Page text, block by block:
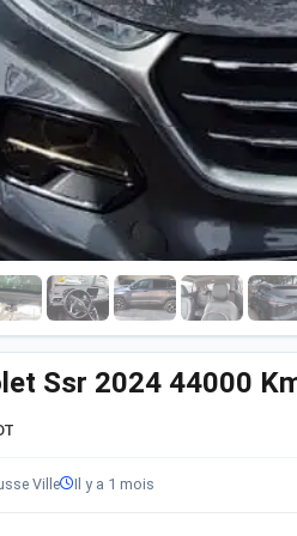
Ssr 2024 44000
Ville Il y a 1 mois